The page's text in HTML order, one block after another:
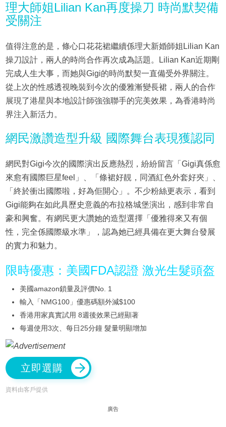
理大師姐Lilian Kan再度操刀 時尚默契備
受關注
值得注意的是，條心口花花裙繼續係理大新婚師姐Lilian Kan
操刀設計，兩人的時尚合作再次成為話題。Lilian Kan近期剛
完成人生大事，而她與Gigi的時尚默契一直備受外界關注。
從上次的性感透視晚裝到今次的優雅漸變長裙，兩人的合作
展現了港星與本地設計師強強聯手的完美效果，為香港時尚
界注入新活力。
網民激讚造型升級 國際舞台表現獲認同
網民對Gigi今次的國際演出反應熱烈，紛紛留言「Gigi真係愈
來愈有國際巨星feel」、「條裙好靚，同酒紅色外套好夾」、
「終於衝出國際啦，好為佢開心」。不少粉絲更表示，看到
Gigi能夠在如此具歷史意義的布拉格城堡演出，感到非常自
豪和興奮。有網民更大讚她的造型選擇「優雅得來又有個
性，完全係國際級水準」，認為她已經具備在更大舞台發展
的實力和魅力。
限時優惠：美國FDA認證 激光生髮頭盔
美國amazon鎖量及評價No. 1
輸入「NMG100」優惠碼額外減$100
香港用家真實試用 8週後效果已經顯著
每週使用3次、每日25分鐘 髮量明顯增加
立即選購
資料由客戶提供
廣告